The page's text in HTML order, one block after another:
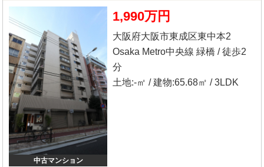
中古マンション
1,990万円
大阪府大阪市東成区東中本2
Osaka Metro中央線 緑橋 / 徒歩2
分
土地:-㎡ / 建物:65.68㎡ / 3LDK